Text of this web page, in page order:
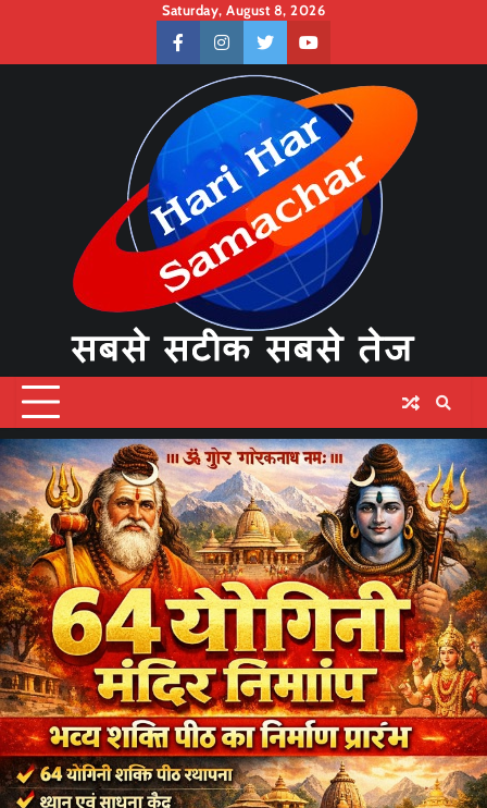
content
Saturday, August 8, 2026
facebookinstagramtwitteryoutube